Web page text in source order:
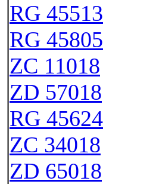
RG 45513
RG 45805
ZC 11018
ZD 57018
RG 45624
ZC 34018
ZD 65018